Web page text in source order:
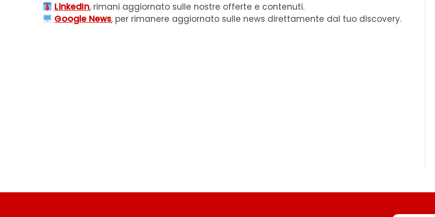
LinkedIn, rimani aggiornato sulle nostre offerte e contenuti.
Google News, per rimanere aggiornato sulle news direttamente dal tuo discovery.